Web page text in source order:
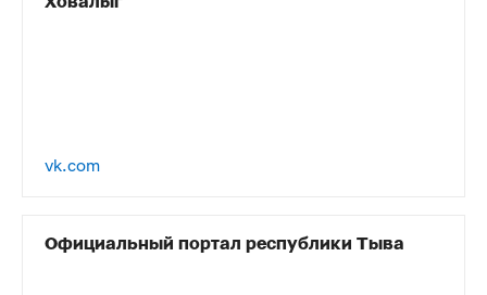
vk.com
Официальный портал республики Тыва